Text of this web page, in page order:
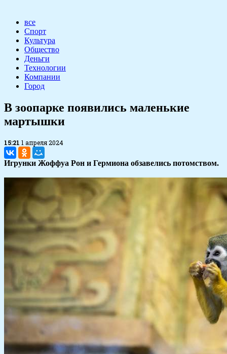
все
Спорт
Культура
Общество
Деньги
Технологии
Компании
Город
В зоопарке появились маленькие
мартышки
15:21 1 апреля 2024
Игрунки Жоффуа Рон и Гермиона обзавелись потомством.